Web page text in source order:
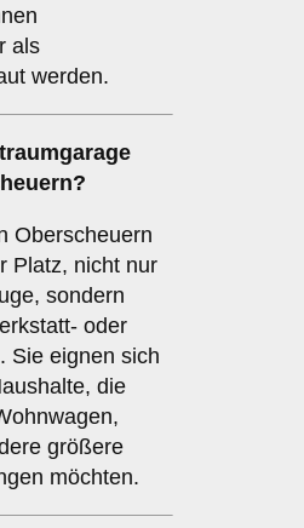
als
werden.
Oberscheuern
Platz, nicht nur
sondern
oder
Sie eignen sich
die
größere
möchten.